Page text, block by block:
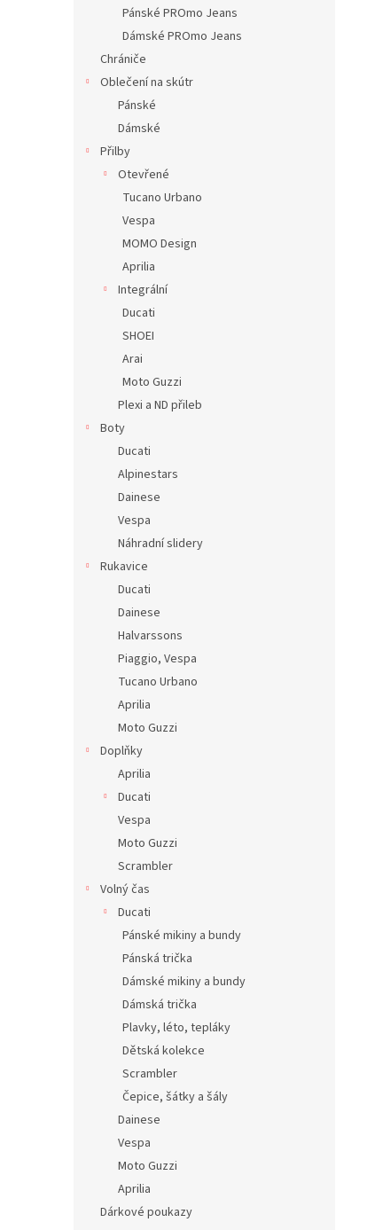
Pánské PROmo Jeans
Dámské PROmo Jeans
Chrániče
Oblečení na skútr
Pánské
Dámské
Přilby
Otevřené
Tucano Urbano
Vespa
MOMO Design
Aprilia
Integrální
Ducati
SHOEI
Arai
Moto Guzzi
Plexi a ND přileb
Boty
Ducati
Alpinestars
Dainese
Vespa
Náhradní slidery
Rukavice
Ducati
Dainese
Halvarssons
Piaggio, Vespa
Tucano Urbano
Aprilia
Moto Guzzi
Doplňky
Aprilia
Ducati
Vespa
Moto Guzzi
Scrambler
Volný čas
Ducati
Pánské mikiny a bundy
Pánská trička
Dámské mikiny a bundy
Dámská trička
Plavky, léto, tepláky
Dětská kolekce
Scrambler
Čepice, šátky a šály
Dainese
Vespa
Moto Guzzi
Aprilia
Dárkové poukazy